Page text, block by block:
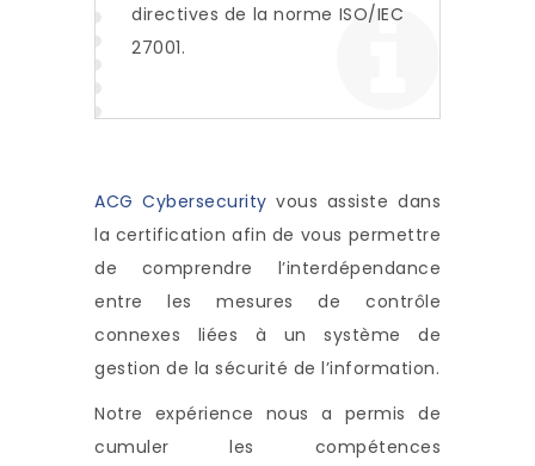
directives de la norme ISO/IEC
27001.
ACG Cybersecurity vous assiste dans
la certification afin de vous permettre
de comprendre l’interdépendance
entre les mesures de contrôle
connexes liées à un système de
gestion de la sécurité de l’information.
Notre expérience nous a permis de
cumuler les compétences